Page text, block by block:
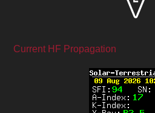
Current HF Propagation